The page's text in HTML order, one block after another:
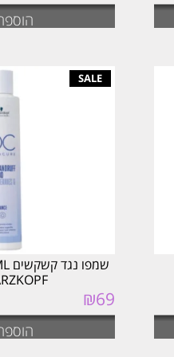
המחיר
המקורי
₪89.
₪69
המחיר
הנוכחי
₪69.